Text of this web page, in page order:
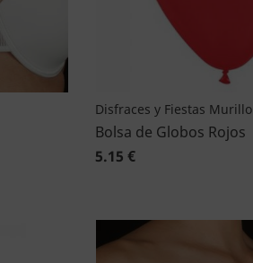
Disfraces y Fiestas Murillo
Bolsa de Globos Rojos
5.15 €